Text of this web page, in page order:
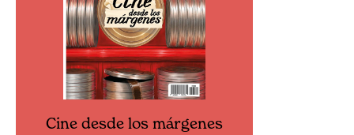
Cine desde los márgenes